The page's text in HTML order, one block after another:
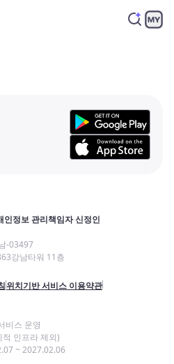
인정보 관리책임자 신정인
-03497
강남타워 11층
위치기반 서비스 이용약관
비스 운영
인프라 제외)
~ 2027.02.06